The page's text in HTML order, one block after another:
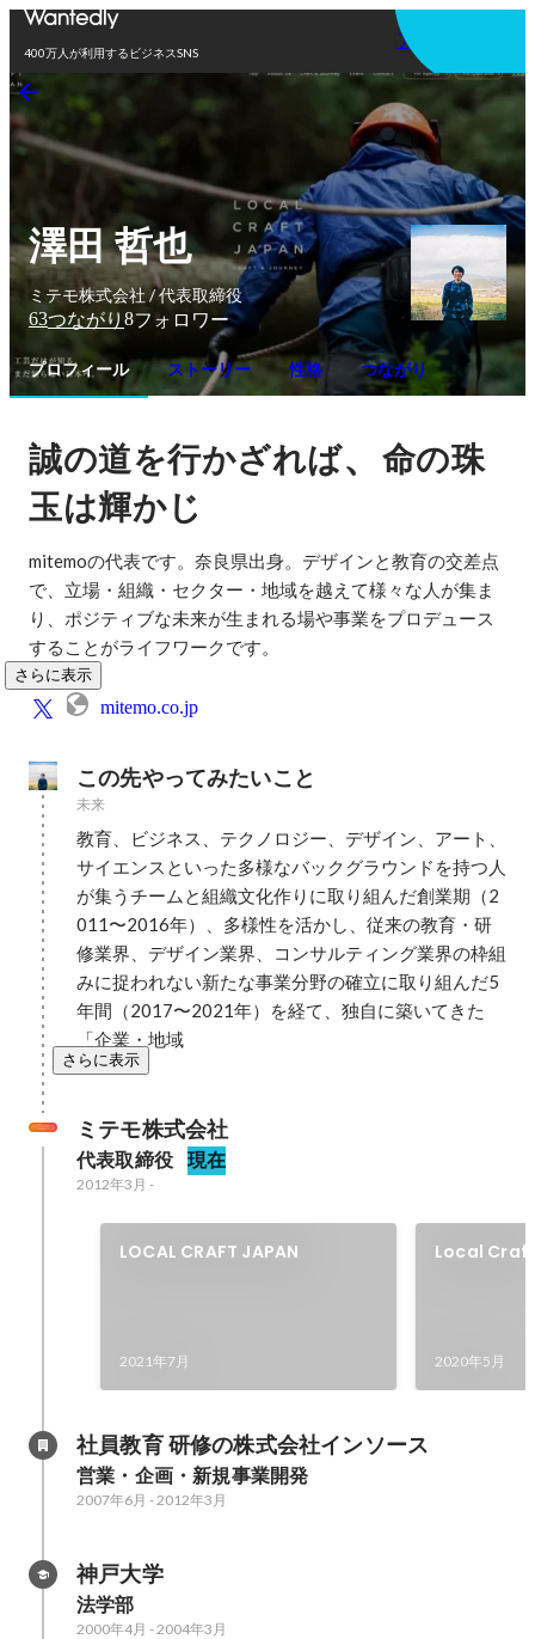
400万人が利用するビジネスSNS
アプリを使う
澤田 哲也
ミテモ株式会社 / 代表取締役
63つながり 8フォロワー
プロフィール ストーリー 性格 つながり
誠の道を行かざれば、 命の珠
玉は輝かじ
mitemoの代表です。奈良県出身。デザインと教育の交差点
で、立場・組織・セクター・地域を越えて様々な人が集ま
り、ポジティブな未来が生まれる場や事業をプロデュース
することがライフワークです。
さらに表示
mitemo.co.jp
この先やってみたいこと
未来
教育、ビジネス、テクノロジー、デザイン、アート、
サイエンスといった多様なバックグラウンドを持つ人
が集うチームと組織文化作りに取り組んだ創業期（2
011〜2016年）、多様性を活かし、従来の教育・研
修業界、デザイン業界、コンサルティング業界の枠組
みに捉われない新たな事業分野の確立に取り組んだ5
年間（2017〜2021年）を経て、独自に築いてきた
「企業・地域
さらに表示
ミテモ株式会社
代表取締役 現在
2012年3月 -
LOCAL CRAFT JAPAN
2021年7月
Local
2020年5月
社員教育 研修の株式会社インソース
営業・企画・新規事業開発
2007年6月 -2012年3月
神戸大学
法学部
2000年4月 -2004年3月